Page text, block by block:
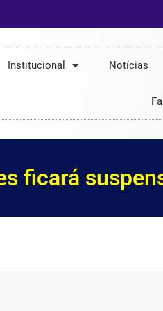
Institucional Notícias
ficará